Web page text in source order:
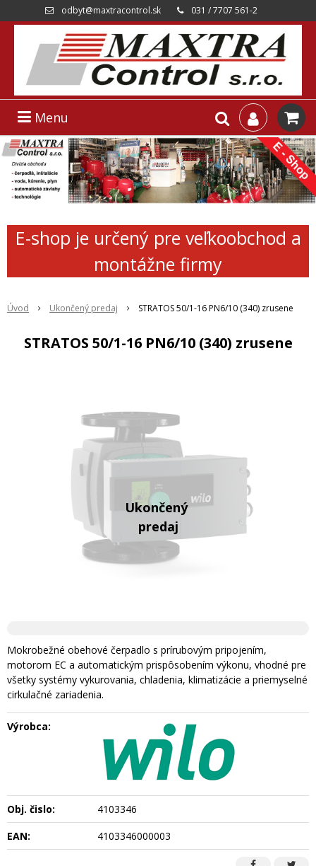
odbyt@maxtracontrol.sk 031 / 7707 561-2
Menu
E-shop je určený pre veľkoobchod a
montážne firmy
Úvod Ukončený predaj STRATOS 50/1-16 PN6/10 (340) zrusene
STRATOS 50/1-16 PN6/10 (340) zrusene
Mokrobežné obehové čerpadlo s prírubovým pripojením,
motorom EC a automatickým prispôsobením výkonu, vhodné pre
všetky systémy vykurovania, chladenia, klimatizácie a priemyselné
cirkulačné zariadenia.
Výrobca:
Obj. čislo:
4103346
EAN:
4103346000003